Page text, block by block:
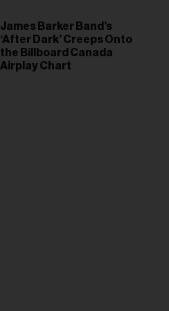
James Barker Band’s
‘After Dark’ Creeps Onto
the Billboard Canada
Airplay Chart